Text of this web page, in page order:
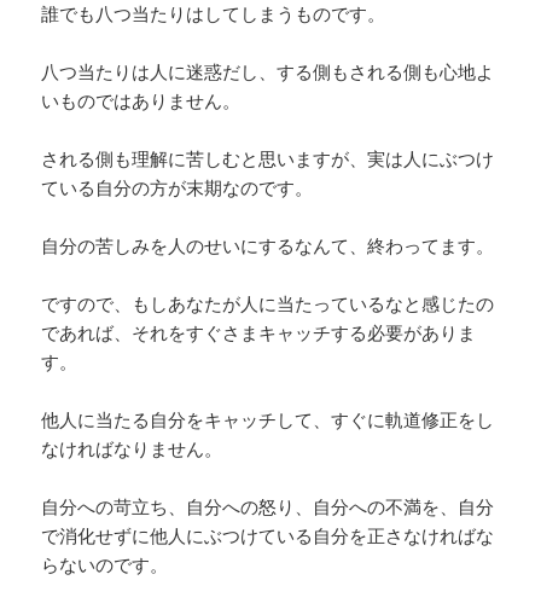
誰でも八つ当たりはしてしまうものです。
八つ当たりは人に迷惑だし、する側もされる側も心地よ
いものではありません。
される側も理解に苦しむと思いますが、実は人にぶつけ
ている自分の方が末期なのです。
自分の苦しみを人のせいにするなんて、終わってます。
ですので、もしあなたが人に当たっているなと感じたの
であれば、それをすぐさまキャッチする必要がありま
す。
他人に当たる自分をキャッチして、すぐに軌道修正をし
なければなりません。
自分への苛立ち、自分への怒り、自分への不満を、自分
で消化せずに他人にぶつけている自分を正さなければな
らないのです。